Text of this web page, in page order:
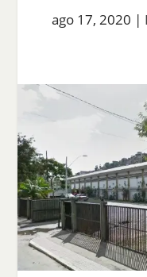
ago 17, 2020 |